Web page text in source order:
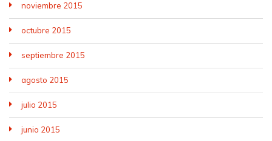
noviembre 2015
octubre 2015
septiembre 2015
agosto 2015
julio 2015
junio 2015